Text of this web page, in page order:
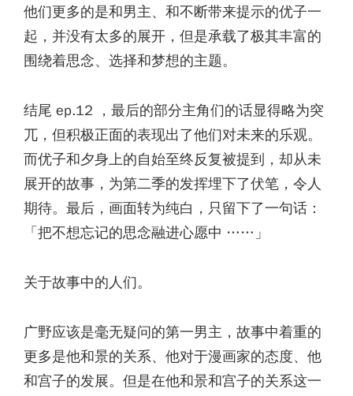
他们更多的是和男主、和不断带来提示的优子一
起，并没有太多的展开，但是承载了极其丰富的
围绕着思念、选择和梦想的主题。
结尾 ep.12 ，最后的部分主角们的话显得略为突
兀，但积极正面的表现出了他们对未来的乐观。
而优子和夕身上的自始至终反复被提到，却从未
展开的故事，为第二季的发挥埋下了伏笔，令人
期待。最后，画面转为纯白，只留下了一句话：
「把不想忘记的思念融进心愿中 ……」
关于故事中的人们。
广野应该是毫无疑问的第一男主，故事中着重的
更多是他和景的关系、他对于漫画家的态度、他
和宫子的发展。但是在他和景和宫子的关系这一